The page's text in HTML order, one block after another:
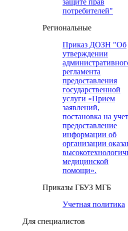
защите прав
потребителей"
Региональные
Приказ ДОЗН "Об
утверждении
регламента
предоставления
государственной
услуги «Прием
заявлений,
постановка на
предоставление
информации об
организации
медицинской
помощи».
Приказы ГБУЗ МГБ
Учетная политика
Для специалистов